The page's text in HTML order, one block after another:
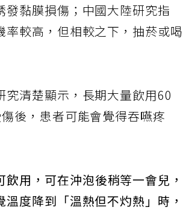
黏膜損傷；中國大陸研究指
較高，但相較之下，抽菸或喝
清楚顯示，長期大量飲用60
後，患者可能會覺得吞嚥疼
用，可在沖泡後稍等一會兒，
度降到「溫熱但不灼熱」時，